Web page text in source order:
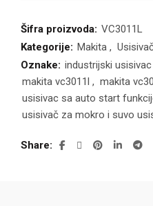
Šifra proizvoda: VC3011L
Kategorije: Makita ,
Oznake: industrijski
makita vc3011l , makita
usisivac sa auto start
usisivač za mokro i suvo
Share